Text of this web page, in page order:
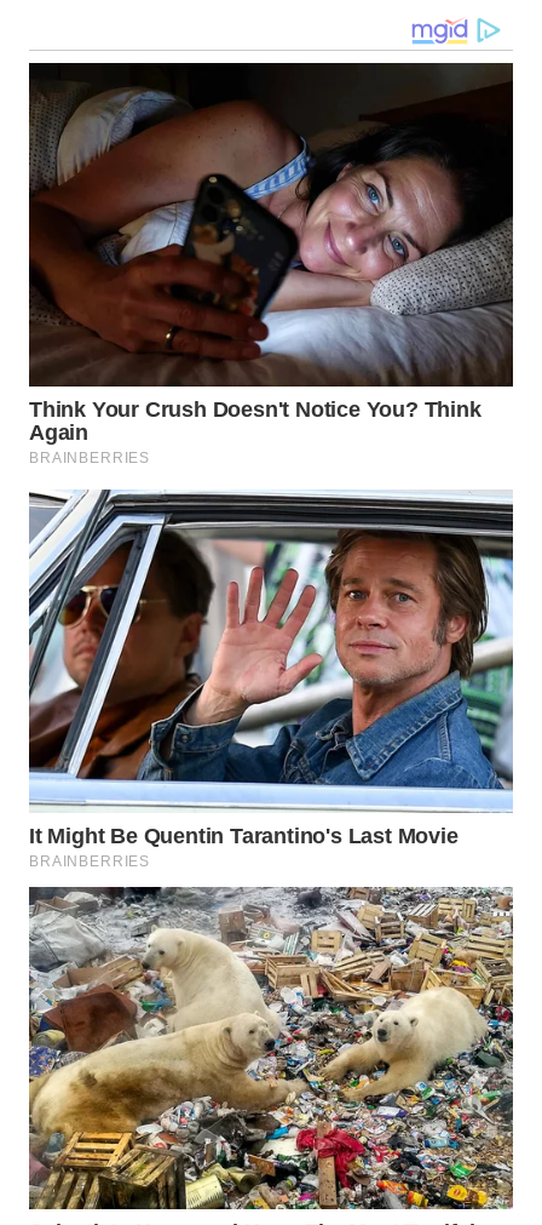
WN
MALUKU
WN
MALUT
WN
DAIRI
WN
DANAU
TOBA
WN
NIAS
WN
LANGKAT
WN
TAPANULI
SELATAN
WN
TANJUNG
LESUNG
WN
KARO
WN
SIMALUNGUN
WN
LABUHANBATU
WN
TAPANULI
TENGAH